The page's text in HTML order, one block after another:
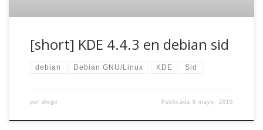
[short] KDE 4.4.3 en debian sid
debian Debian GNU/Linux KDE Sid
por diego Publicada9 mayo, 2010